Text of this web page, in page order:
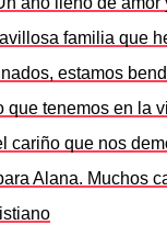
familia que
estamos
que tenemos en la
cariño que nos
Alana. Muchos